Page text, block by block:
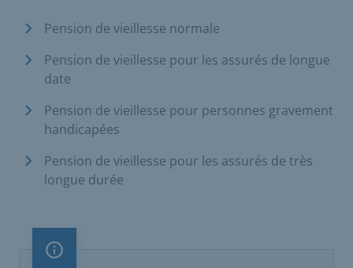
Pension de vieillesse normale
Pension de vieillesse pour les assurés de longue
date
Pension de vieillesse pour personnes gravement
handicapées
Pension de vieillesse pour les assurés de très
longue durée
Remarque importante